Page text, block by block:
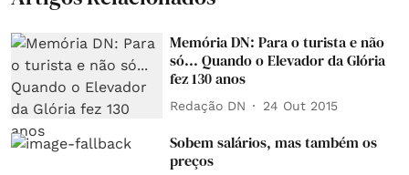
Memória DN: Para o turista e não
só... Quando o Elevador da Glória
fez 130 anos
Redação DN 24 Out 2015
Sobem salários, mas também os
preços